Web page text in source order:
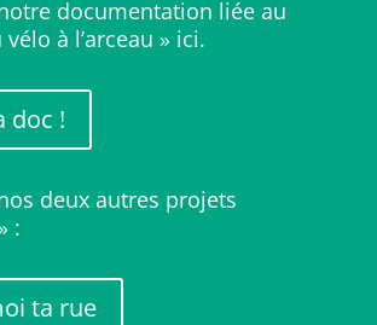
documentation liée au
à l’arceau » ici.
doc !
deux autres projets
:
ta rue